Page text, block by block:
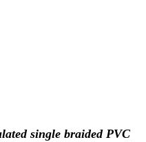
single braided PVC